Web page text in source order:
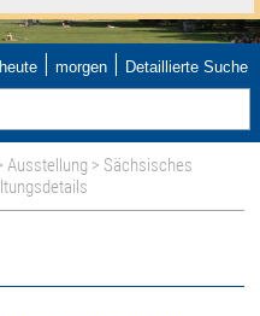
heute | morgen | Detaillierte Suche
Ausstellung > Sächsisches